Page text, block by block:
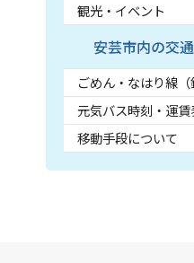
観光・イベント
安芸市内の交
ごめん・なはり線（
元気バス時刻・運賃
移動手段について